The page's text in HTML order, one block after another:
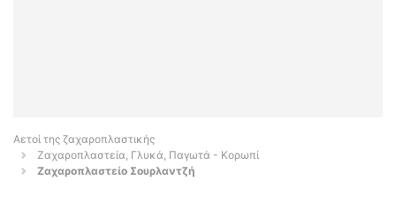
Αετοί της ζαχαροπλαστικής
Ζαχαροπλαστεία, Γλυκά, Παγωτά - Κορωπί
Ζαχαροπλαστείο Σουρλαντζή